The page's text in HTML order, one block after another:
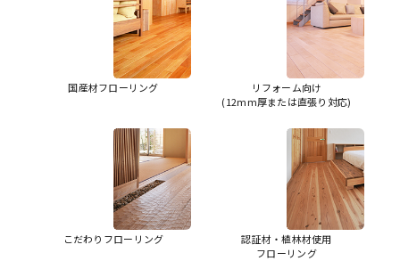
国産材フローリング
リフォーム向け
(12mm厚または直張り対応)
こだわりフローリング
認証材・植林材使用
フローリング